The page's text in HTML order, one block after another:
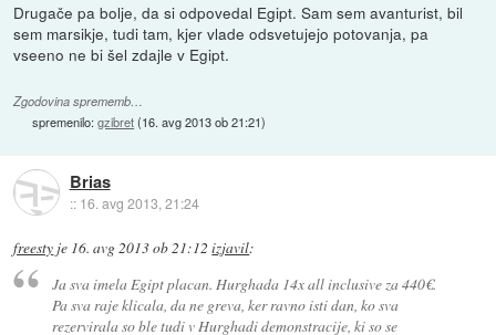
Drugače pa bolje, da si odpovedal Egipt. Sam sem avanturist, bil
sem marsikje, tudi tam, kjer vlade odsvetujejo potovanja, pa
vseeno ne bi šel zdajle v Egipt.
Zgodovina sprememb…
spremenilo:gzibret(16. avg 2013 ob 21:21)
Brias
:: 16. avg 2013, 21:24
freesty je 16. avg 2013 ob 21:12 izjavil:
Ja sva imela Egipt placan. Hurghada 14x all inclusive za 440€.
Pa sva raje klicala, da ne greva, ker ravno isti dan, ko sva
rezervirala so ble tudi v Hurghadi demonstracije, ki so se